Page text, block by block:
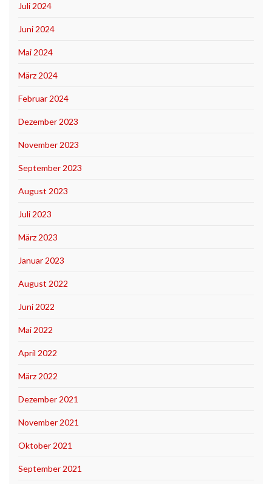
Juli 2024
Juni 2024
Mai 2024
März 2024
Februar 2024
Dezember 2023
November 2023
September 2023
August 2023
Juli 2023
März 2023
Januar 2023
August 2022
Juni 2022
Mai 2022
April 2022
März 2022
Dezember 2021
November 2021
Oktober 2021
September 2021